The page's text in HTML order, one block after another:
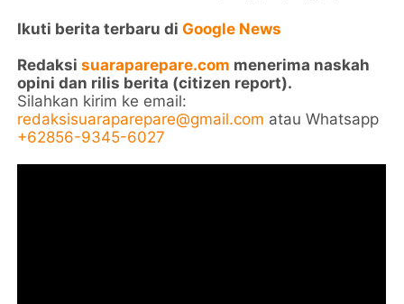
Ikuti berita terbaru diGoogle News
Redaksisuaraparepare.com menerima naskah
opini dan rilis berita (citizen report).
Silahkan kirim ke email:
redaksisuaraparepare@gmail.com atau Whatsapp
+62856-9345-6027